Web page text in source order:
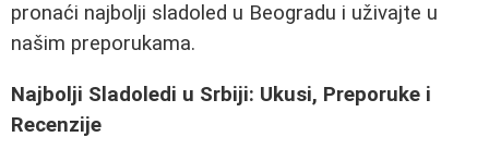
pronaći najbolji sladoled u Beogradu i uživajte u
našim preporukama.
Najbolji Sladoledi u Srbiji: Ukusi, Preporuke i
Recenzije